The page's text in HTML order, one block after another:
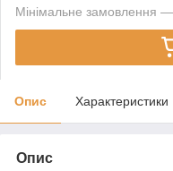
Мінімальне замовлення
Опис Характеристики
Опис